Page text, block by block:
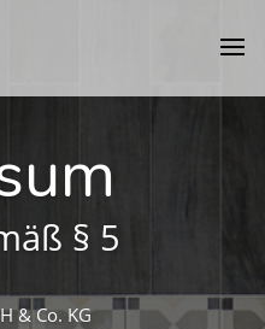
§ 5
& Co. KG